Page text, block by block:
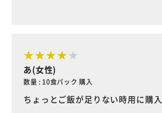
あ(女性)
数量 : 10食パック 購入
ちょっとご飯が足りない時用に購入